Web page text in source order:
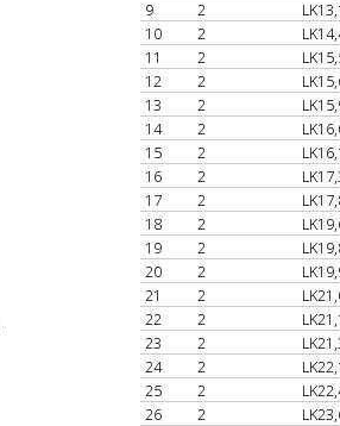
9
2
10
2
11
2
12
2
13
2
14
2
15
2
16
2
17
2
18
2
19
2
20
2
21
2
22
2
23
2
24
2
25
2
26
2